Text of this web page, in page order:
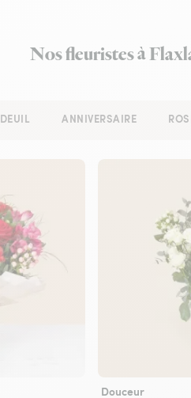
Nos fleuristes à
DEUIL ANNIVERSAIRE
Douceur